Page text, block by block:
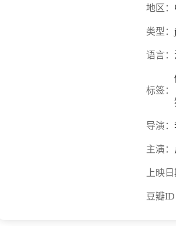
地区：
类型：
语言：
标签：
导演：
主演：
上映
豆瓣